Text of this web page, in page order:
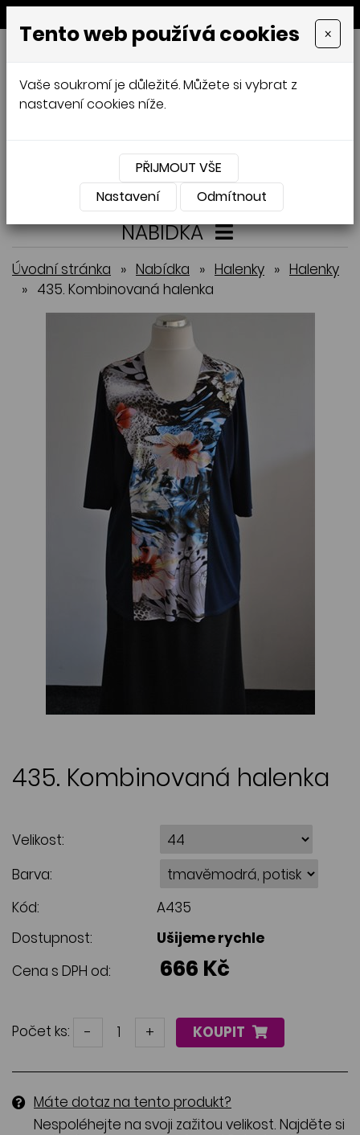
MENU
GALAMODA-XXL
Jana Mládková
XXL,ČESKÁ VÝROBA
Přihlásit Košík 0
NABÍDKA
Úvodní stránka » Nabídka » Halenky » Halenky
» 435. Kombinovaná halenka
435. Kombinovaná halenka
Velikost:
Barva:
Kód:
A435
Dostupnost:
Ušijeme rychle
Cena s DPH od:
666 Kč
Počet ks: - + KOUPIT
Máte dotaz na tento produkt?
Nespoléhejte na svoji zažitou velikost. Najděte si
Tento web používá cookies ×
Vaše soukromí je důležité. Můžete si vybrat z
nastavení cookies níže.
PŘIJMOUT VŠE
Nastavení
Odmítnout